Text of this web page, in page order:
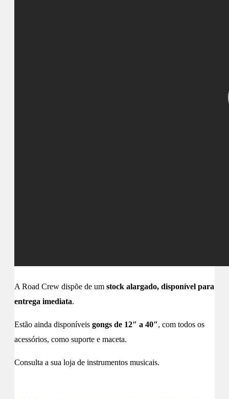
A Road Crew dispõe de um stock alargado, disponível para
entrega imediata.
Estão ainda disponíveis gongs de 12″ a 40″, com todos os
acessórios, como suporte e maceta.
Consulta a sua loja de instrumentos musicais.